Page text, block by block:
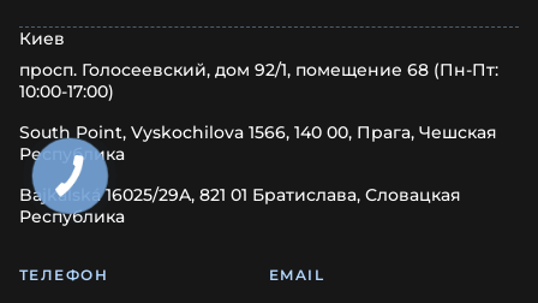
Киев
просп. Голосеевский, дом 92/1, помещение 68 (Пн-Пт:
10:00-17:00)
South Point, Vyskochilova 1566, 140 00, Прага, Чешская
Республика
Bajkalská 16025/29A, 821 01 Братислава, Словацкая
Республика
ТЕЛЕФОН EMAIL